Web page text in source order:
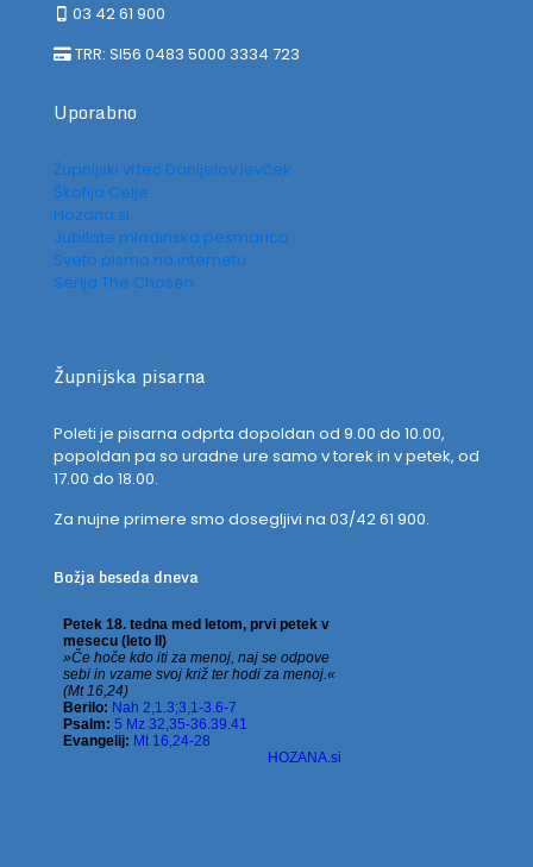
03 42 61 900
TRR: SI56 0483 5000 3334 723
Uporabno
Župnijski vrtec Danijelov levček
Škofija Celje
Hozana.si
Jubilate mladinska pesmarica
Sveto pismo na internetu
Serija The Chosen
Župnijska pisarna
Poleti je pisarna odprta dopoldan od 9.00 do 10.00,
popoldan pa so uradne ure samo v torek in v petek, od
17.00 do 18.00.
Za nujne primere smo dosegljivi na 03/42 61 900.
Božja beseda dneva